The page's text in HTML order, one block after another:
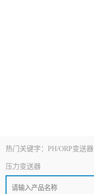
热门关键字：PH/ORP变送器
压力变送器